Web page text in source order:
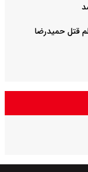
قتل حمیدرضا